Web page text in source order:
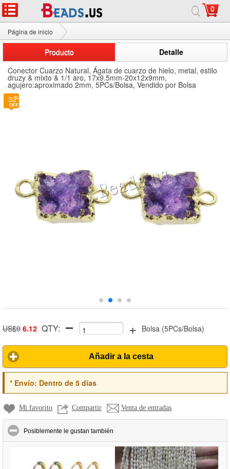
0
Página de inicio
Conector Cuarzo Natural
Producto
Detalle
Conector Cuarzo Natural, Ágata de cuarzo de hielo, metal, estilo
druzy & mixto & 1/1 aro, 17x9.5mm-20x12x9mm,
agujero:aproximado 2mm, 5PCs/Bolsa, Vendido por Bolsa
32
US$9 6.12 QTY: + Bolsa (5PCs/Bolsa)
Añadir a la cesta
*Envío: Dentro de 5 días
Mi favorito Compartir Venta de entradas
Posiblemente le gustan también